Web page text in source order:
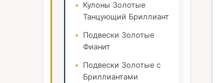
Кулоны Золотые
Танцующий Бриллиант
Подвески Золотые
Фианит
Подвески Золотые с
Бриллиантами